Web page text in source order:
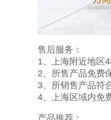
售后服务：
1、上海附近地区
2、所售产品免费
3、所销售产品符
4、上海区域内免
产品推荐：